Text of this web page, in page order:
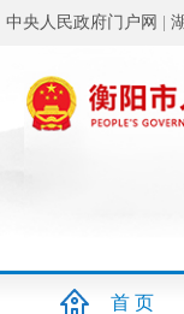
中央人民政府门户网
首 页